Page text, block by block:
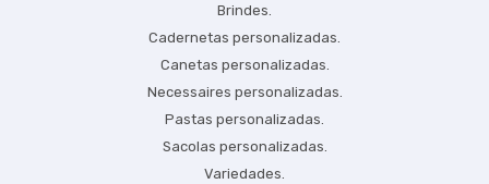
Brindes.
Cadernetas personalizadas.
Canetas personalizadas.
Necessaires personalizadas.
Pastas personalizadas.
Sacolas personalizadas.
Variedades.